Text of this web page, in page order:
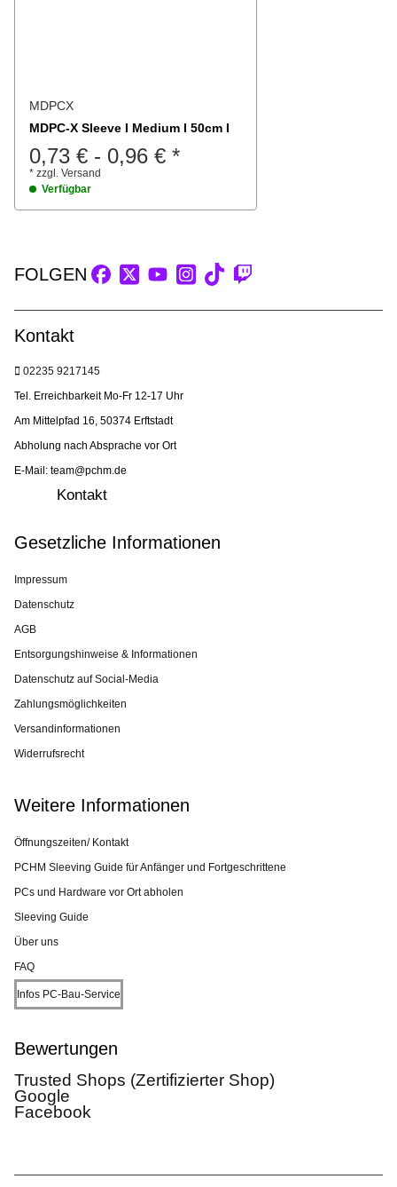
MDPCX
MDPC-X Sleeve I Medium I 50cm I
0,73 € - 0,96 € *
* zzgl. Versand
Verfügbar
FOLGEN
Kontakt
02235 9217145
Tel. Erreichbarkeit Mo-Fr 12-17 Uhr
Am Mittelpfad 16, 50374 Erftstadt
Abholung nach Absprache vor Ort
E-Mail: team@pchm.de
Kontakt
Gesetzliche Informationen
Impressum
Datenschutz
AGB
Entsorgungshinweise & Informationen
Datenschutz auf Social-Media
Zahlungsmöglichkeiten
Versandinformationen
Widerrufsrecht
Weitere Informationen
Öffnungszeiten/ Kontakt
PCHM Sleeving Guide für Anfänger und Fortgeschrittene
PCs und Hardware vor Ort abholen
Sleeving Guide
Über uns
FAQ
Infos PC-Bau-Service
Bewertungen
Trusted Shops (Zertifizierter Shop)
Google
Facebook